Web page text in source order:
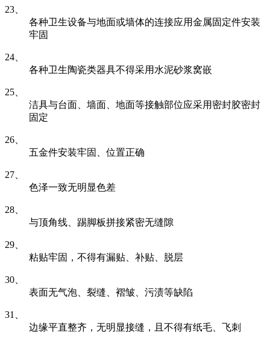
23、
各种卫生设备与地面或墙体的连接应用金属固定件安装
牢固
24、
各种卫生陶瓷类器具不得采用水泥砂浆窝嵌
25、
洁具与台面、墙面、地面等接触部位应采用密封胶密封
固定
26、
五金件安装牢固、位置正确
27、
色泽一致无明显色差
28、
与顶角线、踢脚板拼接紧密无缝隙
29、
粘贴牢固，不得有漏贴、补贴、脱层
30、
表面无气泡、裂缝、褶皱、污渍等缺陷
31、
边缘平直整齐，无明显接缝，且不得有纸毛、飞刺